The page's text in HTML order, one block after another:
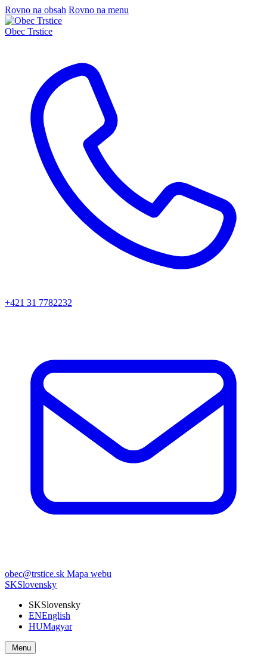
Rovno na obsah Rovno na menu
Obec Trstice
+421 31 7782232
obec@trstice.sk Mapa webu
SKSlovensky
SKSlovensky
ENEnglish
HUMagyar
Menu